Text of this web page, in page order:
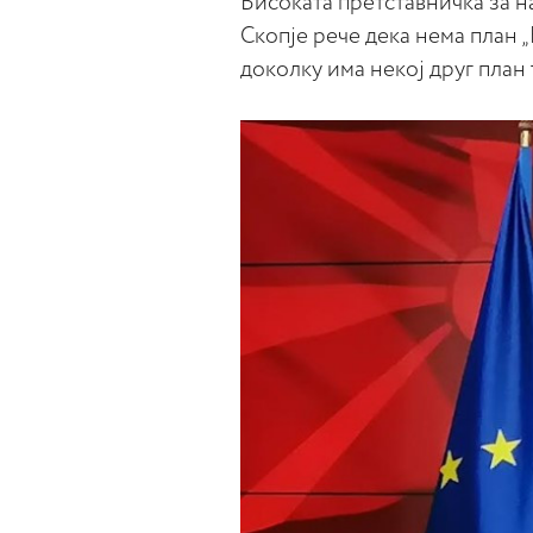
Скопје рече дека нема план
доколку има некој друг